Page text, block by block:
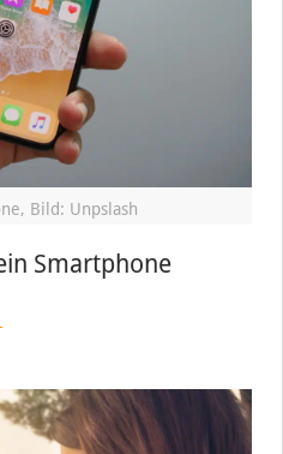
Bild: Unpslash
Smartphone